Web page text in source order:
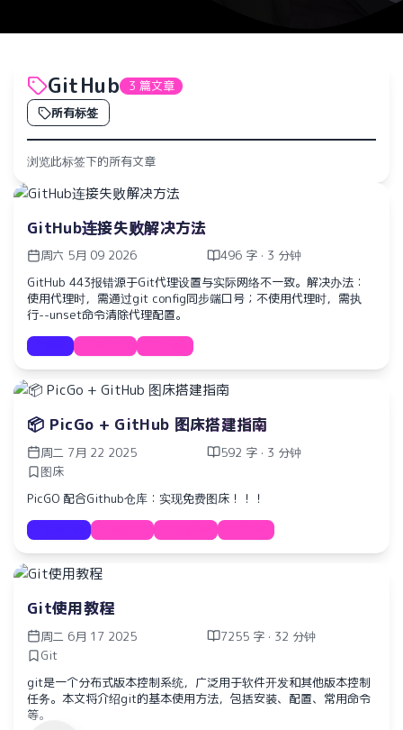
GitHub 3 篇文章
所有标签
浏览此标签下的所有文章
GitHub连接失败解决方法
周六 5月 09 2026
496 字 · 3 分钟
GitHub 443报错源于Git代理设置与实际网络不一致。解决办法：
使用代理时，需通过git config同步端口号；不使用代理时，需执
行--unset命令清除代理配置。
📦 PicGo + GitHub 图床搭建指南
周二 7月 22 2025
592 字 · 3 分钟
图床
PicGO 配合Github仓库：实现免费图床！！！
Git使用教程
周二 6月 17 2025
7255 字 · 32 分钟
Git
git是一个分布式版本控制系统，广泛用于软件开发和其他版本控制
任务。本文将介绍git的基本使用方法，包括安装、配置、常用命令
等。
水仙十字安眠曲 A Narcissus Lullaby
HOYO-MiX